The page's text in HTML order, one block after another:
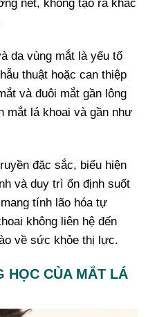
nét, không tạo ra khác
da vùng mắt là yếu tố
thuật hoặc can thiệp
và đuôi mắt gần lông
mắt lá khoai và gần như
đặc sắc, biểu hiện
và duy trì ổn định suốt
tính lão hóa tự
không liên hệ đến
về sức khỏe thị lực.
HỌC CỦA MẮT LÁ